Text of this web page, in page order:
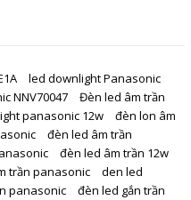
led downlight Panasonic
NNV70047
Đèn led âm trần
panasonic 12w
đèn lon âm
đèn led âm trần
đèn led âm trần 12w
trần panasonic
den led
panasonic
đèn led gắn trần